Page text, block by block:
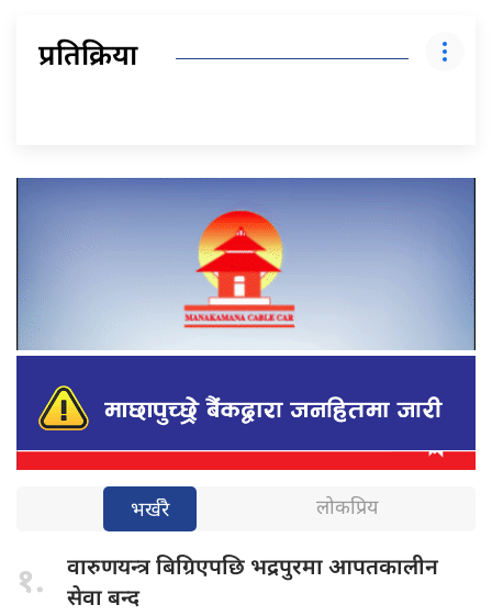
प्रतिक्रिया
भर्खरै लोकप्रिय
१. वारुणयन्त्र बिग्रिएपछि भद्रपुरमा आपतकालीन
सेवा बन्द